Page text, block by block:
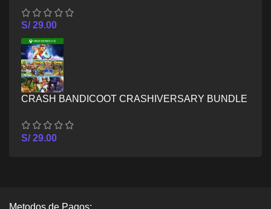
S/29.00
CRASH BANDICOOT CRASHIVERSARY BUNDLE
S/29.00
Metodos de Pagos: